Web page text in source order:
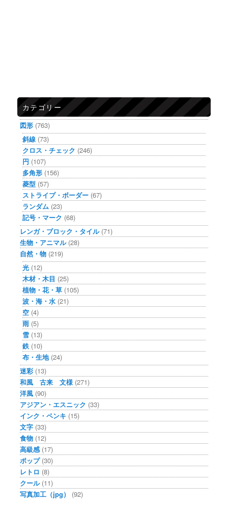
カテゴリー
図形 (763)
斜線 (73)
クロス・チェック (246)
円 (107)
多角形 (156)
菱型 (57)
ストライプ・ボーダー (67)
ランダム (23)
記号・マーク (68)
レンガ・ブロック・タイル(71)
生物・アニマル(28)
自然・物 (219)
光 (12)
木材・木目 (25)
植物・花・草 (105)
波・海・水 (21)
空 (4)
雨 (5)
雪 (13)
鉄 (10)
布・生地(24)
迷彩 (13)
和風 古来 文様 (271)
洋風 (90)
アジアン・エスニック (33)
インク・ペンキ (15)
文字 (33)
食物 (12)
高級感 (17)
ポップ(30)
レトロ (8)
クール(11)
写真加工（jpg）
(92)